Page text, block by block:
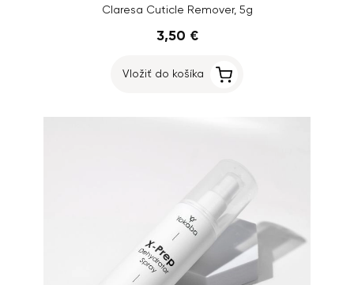
Claresa Cuticle Remover, 5g
3,50 €
Vložiť do košíka